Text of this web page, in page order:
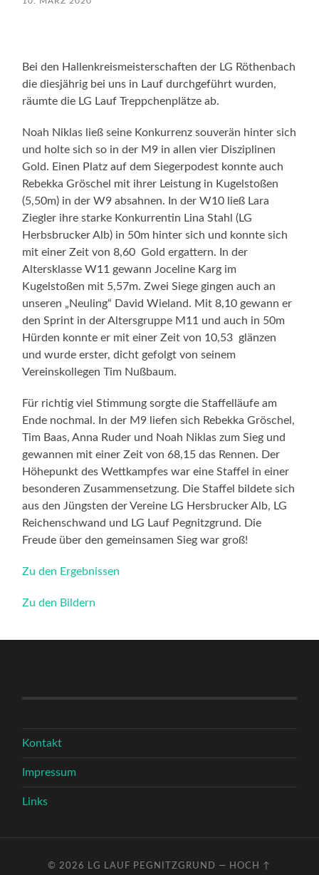
Bei den Hallenkreismeisterschaften der LG Röthenbach
die diesjährig bei uns in Lauf durchgeführt wurden,
räumte die LG Lauf Treppchenplätze ab.
Noah Niklas ließ seine Konkurrenz souverän hinter sich
und holte sich so in der M9 in allen vier Disziplinen
Gold. Einen Platz auf dem Siegerpodest konnte auch
Rebekka Gröschel mit ihrer Leistung in Kugelstoßen
(5,50m) in der W9 absahnen. In der W10 ließ Lara
Ziegler ihre starke Konkurrentin Lina Stahl (LG
Herbsbrucker Alb) in 50m hinter sich und konnte sich
mit einer Zeit von 8,60 Gold ergattern. In der
Altersklasse W11 gewann Joceline Karg im
Kugelstoßen mit 5,57m. Zwei Siege gingen auch an
unseren „Neuling“ David Wieland. Mit 8,10 gewann er
den Sprint in der Altersgruppe M11 und auch in 50m
Hürden konnte er mit einer Zeit von 10,53 glänzen
und wurde erster, dicht gefolgt von seinem
Vereinskollegen Tim Nußbaum.
Für richtig viel Stimmung sorgte die Staffelläufe am
Ende nochmal. In der M9 liefen sich Rebekka Gröschel,
Tim Baas, Anna Ruder und Noah Niklas zum Sieg und
gewannen mit einer Zeit von 68,15 das Rennen. Der
Höhepunkt des Wettkampfes war eine Staffel in einer
besonderen Zusammensetzung. Die Staffel bildete sich
aus den Jüngsten der Vereine LG Hersbrucker Alb, LG
Reichenschwand und LG Lauf Pegnitzgrund. Die
Freude über den gemeinsamen Sieg war groß!
Zu den Ergebnissen
Zu den Bildern
Kontakt
Impressum
Links
© 2026 LG LAUF PEGNITZGRUND — HOCH ↑